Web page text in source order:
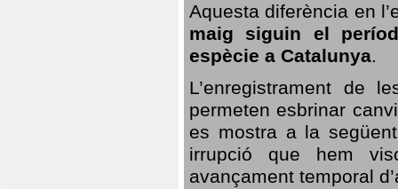
Aquesta diferència en
maig siguin el
espècie a Catalunya.
L’enregistrament de
permeten esbrinar
es mostra a la
irrupció que hem
avançament temporal